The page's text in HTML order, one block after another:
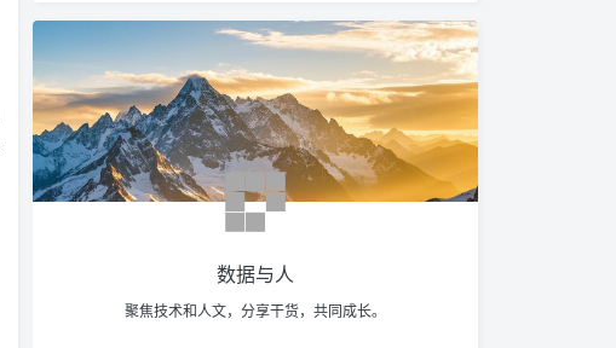
数据与人
聚焦技术和人文，分享干货，共同成长。